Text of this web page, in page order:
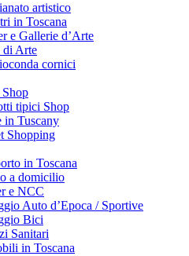
artistico
in Toscana
e Gallerie d’Arte
di Arte
cornici
tipici Shop
in Tuscany
Shopping
in Toscana
a domicilio
e NCC
Auto d’Epoca / Sportive
Bici
Sanitari
in Toscana